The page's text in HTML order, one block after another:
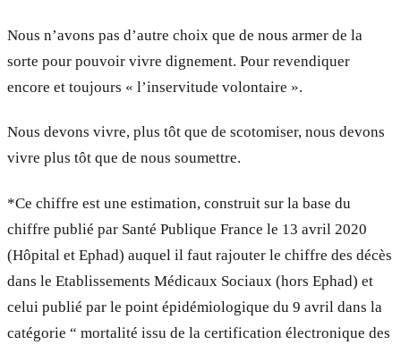
Nous n’avons pas d’autre choix que de nous armer de la
sorte pour pouvoir vivre dignement. Pour revendiquer
encore et toujours « l’inservitude volontaire ».
Nous devons vivre, plus tôt que de scotomiser, nous devons
vivre plus tôt que de nous soumettre.
*Ce chiffre est une estimation, construit sur la base du
chiffre publié par Santé Publique France le 13 avril 2020
(Hôpital et Ephad) auquel il faut rajouter le chiffre des décès
dans le Etablissements Médicaux Sociaux (hors Ephad) et
celui publié par le point épidémiologique du 9 avril dans la
catégorie “ mortalité issu de la certification électronique des